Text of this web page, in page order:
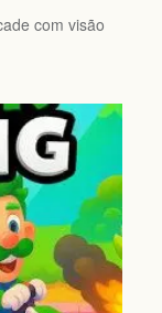
com visão